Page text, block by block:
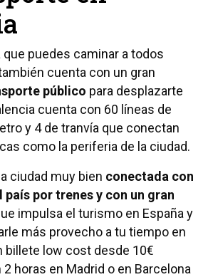
que puedes caminar a todos
cuenta con un gran
público para desplazarte
cuenta con 60 líneas de
y 4 de tranvía que conectan
como la periferia de la ciudad.
ciudad muy bien conectada con
por trenes y con un gran
impulsa el turismo en España y
más provecho a tu tiempo en
billete low cost desde 10€
horas en Madrid o en Barcelona